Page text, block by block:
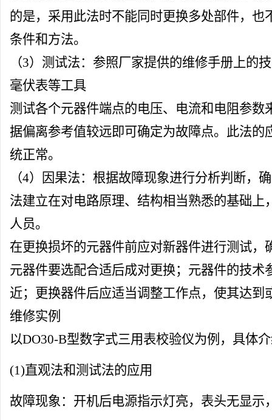
的是，采用此法时不能同时更换多处部件，也
条件和方法。
（3）测试法：参照厂家提供的维修手册上的
毫伏表等工具
测试各个元器件端点的电压、电流和 电阻参数
据偏离参考值较远即可确定为故障点。此法的
统正常。
（4）因果法：根据故障现象进行分析判断，
法建立在对电路原理、结构相当熟悉的基础上
人员。
在更换损坏的元器件前应对新器件进行测试，
元器件要选配合适后成对更换；元器件的技术
近；更换器件后应适当调整工作点，使其达到
维修实例
以DO30-B型数字式三用表校验仪为例，具体
(1)直观法和测试法的应用
故障现象：开机后电源指示灯亮，表头无显示